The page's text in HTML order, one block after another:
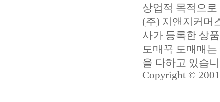
상업적 목적으
(주) 지앤지커머
사가 등록한 상
도매꾹 도매매
을 다하고 있습
Copyright ©